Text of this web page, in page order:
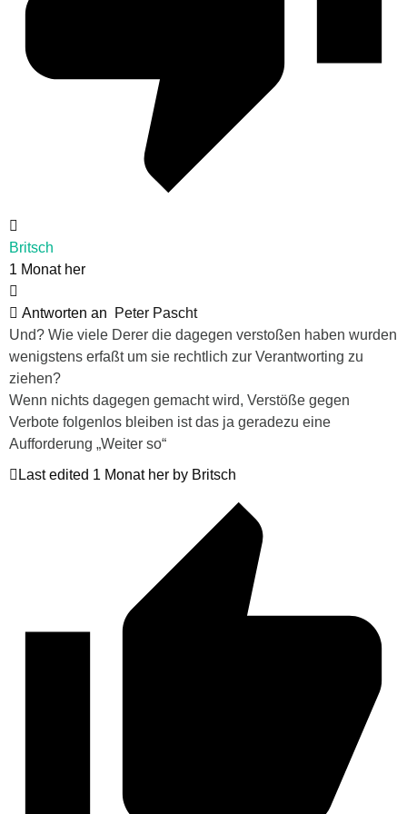
Britsch
1 Monat her
Antworten an
Peter Pascht
Und? Wie viele Derer die dagegen verstoßen haben wurden
wenigstens erfaßt um sie rechtlich zur Verantworting zu
ziehen?
Wenn nichts dagegen gemacht wird, Verstöße gegen
Verbote folgenlos bleiben ist das ja geradezu eine
Aufforderung „Weiter so“
Last edited 1 Monat her by Britsch